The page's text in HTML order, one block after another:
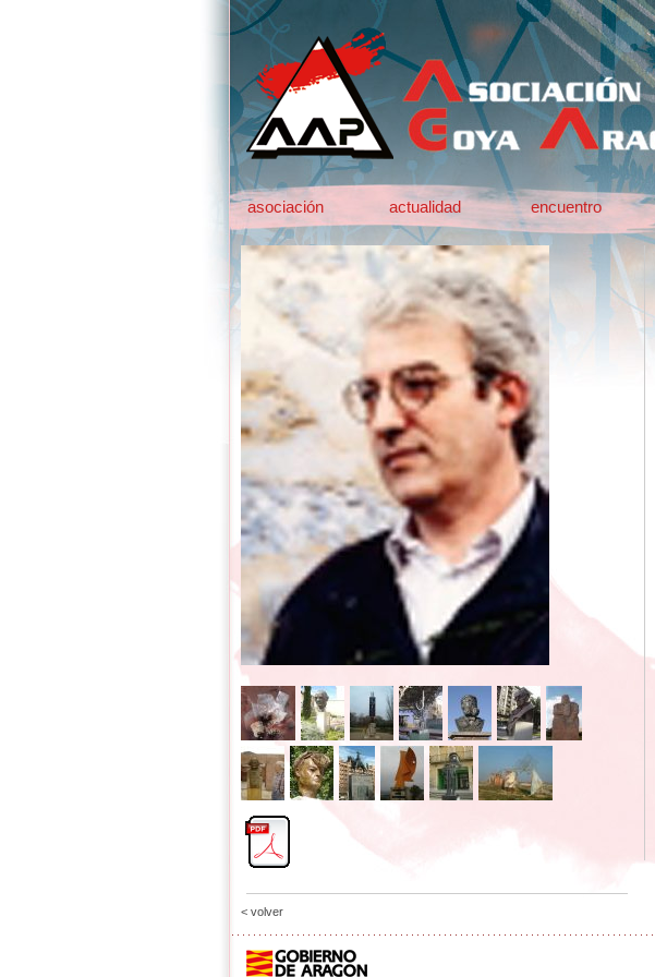
asociación actualidad encuentro
< volver